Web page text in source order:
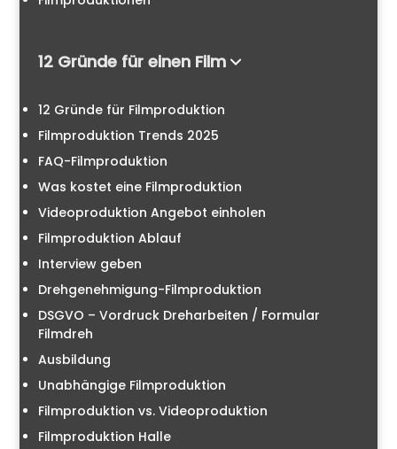
12 Gründe für einen Film
12 Gründe für Filmproduktion
Filmproduktion Trends 2025
FAQ-Filmproduktion
Was kostet eine Filmproduktion
Videoproduktion Angebot einholen
Filmproduktion Ablauf
Interview geben
Drehgenehmigung-Filmproduktion
DSGVO – Vordruck Dreharbeiten / Formular
Filmdreh
Ausbildung
Unabhängige Filmproduktion
Filmproduktion vs. Videoproduktion
Filmproduktion Halle